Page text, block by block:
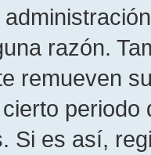
razón.
remueven
Si es así,